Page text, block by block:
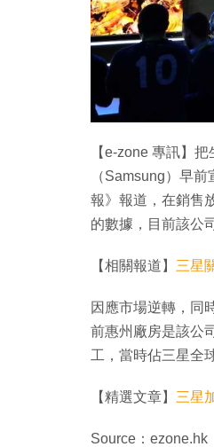
【e-zone 專訊】
（Samsung）早
報》報道，在銷售
的數據，目前該公
【相關報道】 三星
因應市場逆轉，同
前惠州廠房是該公
工，當時佔三星全
【精選文章】 三星
Source：ezone.hk